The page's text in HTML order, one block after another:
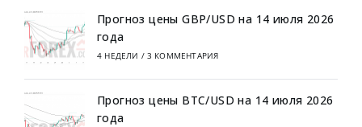
Прогноз цены GBP/USD на 14 июля 2026
года
4 НЕДЕЛИ / 3 КОММЕНТАРИЯ
Прогноз цены BTC/USD на 14 июля 2026
года